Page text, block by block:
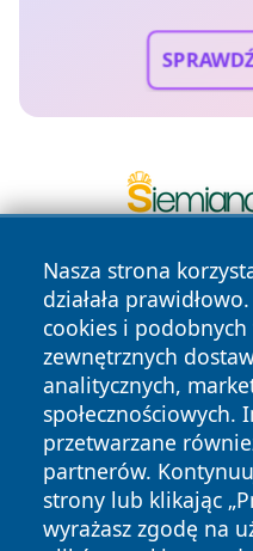
Nasza strona
działała
cookies i
zewnętrznych
analitycznych,
przetwarzane
partnerów.
strony lub klikając
wyrażasz zgodę na
Copyright © 2026
zastrzeżone.
News Autorzy